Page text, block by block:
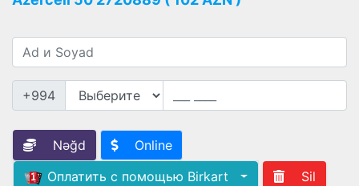
+994
Nəğd
Online
Оплатить с помощью Birkart
Sil